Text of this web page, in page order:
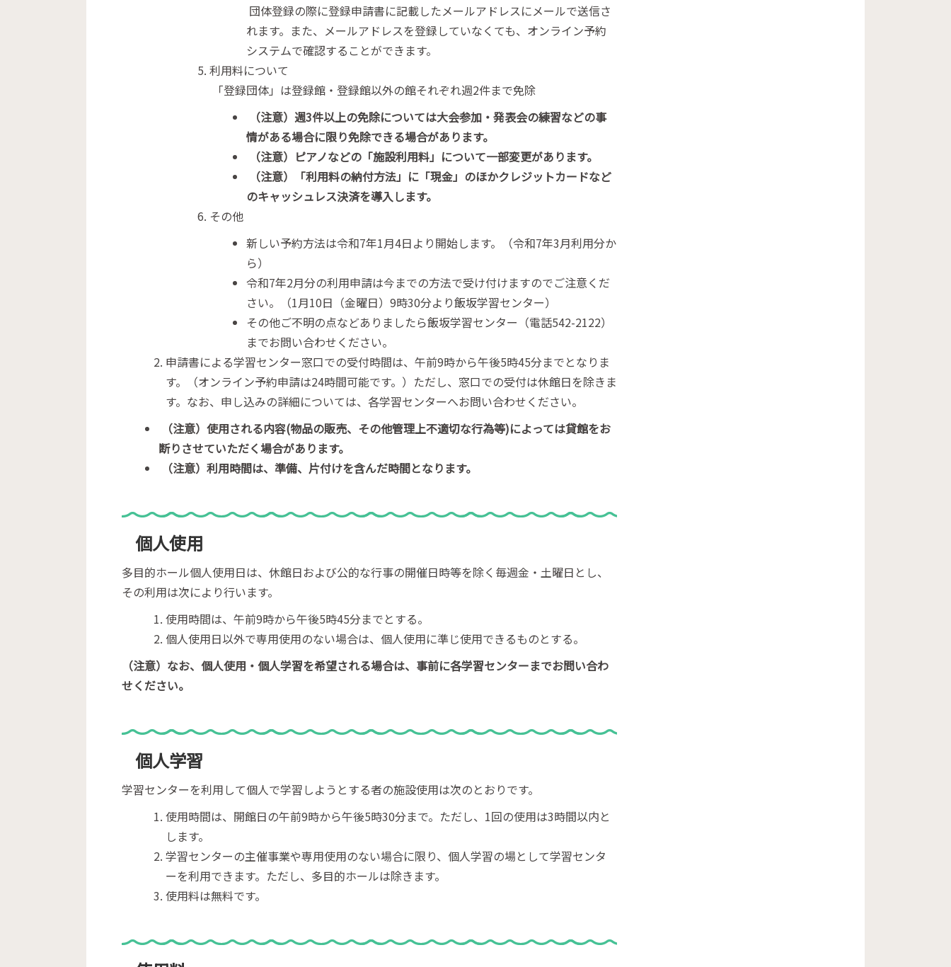
団体登録の際に登録申請書に記載したメールアドレスにメールで送信さ
れます。また、メールアドレスを登録していなくても、オンライン予約
システムで確認することができます。
利用料について
「登録団体」は登録館・登録館以外の館それぞれ週2件まで免除
（注意）週3件以上の免除については大会参加・発表会の練習などの事
情がある場合に限り免除できる場合があります。
（注意）ピアノなどの「施設利用料」について一部変更があります。
（注意）「利用料の納付方法」に「現金」のほかクレジットカードなど
のキャッシュレス決済を導入します。
その他
新しい予約方法は令和7年1月4日より開始します。（令和7年3月利用分か
ら）
令和7年2月分の利用申請は今までの方法で受け付けますのでご注意くだ
さい。（1月10日（金曜日）9時30分より飯坂学習センター）
その他ご不明の点などありましたら飯坂学習センター（電話542-2122）
までお問い合わせください。
申請書による学習センター窓口での受付時間は、午前9時から午後5時45分までとなりま
す。（オンライン予約申請は24時間可能です。）ただし、窓口での受付は休館日を除きま
す。なお、申し込みの詳細については、各学習センターへお問い合わせください。
（注意）使用される内容(物品の販売、その他管理上不適切な行為等)によっては貸館をお
断りさせていただく場合があります。
（注意）利用時間は、準備、片付けを含んだ時間となります。
個人使用
多目的ホール個人使用日は、休館日および公的な行事の開催日時等を除く毎週金・土曜日とし、
その利用は次により行います。
使用時間は、午前9時から午後5時45分までとする。
個人使用日以外で専用使用のない場合は、個人使用に準じ使用できるものとする。
（注意）なお、個人使用・個人学習を希望される場合は、事前に各学習センターまでお問い合わ
せください。
個人学習
学習センターを利用して個人で学習しようとする者の施設使用は次のとおりです。
使用時間は、開館日の午前9時から午後5時30分まで。ただし、1回の使用は3時間以内と
します。
学習センターの主催事業や専用使用のない場合に限り、個人学習の場として学習センタ
ーを利用できます。ただし、多目的ホールは除きます。
使用料は無料です。